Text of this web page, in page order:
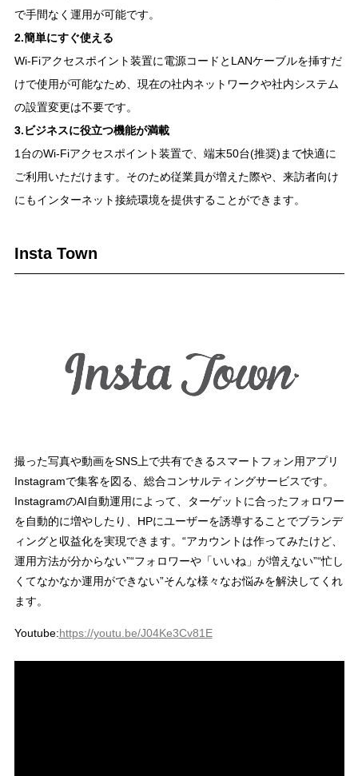
で手間なく運用が可能です。
2.簡単にすぐ使える
Wi-Fiアクセスポイント装置に電源コードとLANケーブルを挿すだ
けで使用が可能なため、現在の社内ネットワークや社内システム
の設置変更は不要です。
3.ビジネスに役立つ機能が満載
1台のWi-Fiアクセスポイント装置で、端末50台(推奨)まで快適に
ご利用いただけます。そのため従業員が増えた際や、来訪者向け
にもインターネット接続環境を提供することができます。
Insta Town
撮った写真や動画をSNS上で共有できるスマートフォン用アプリ
Instagramで集客を図る、総合コンサルティングサービスです。
InstagramのAI自動運用によって、ターゲットに合ったフォロワー
を自動的に増やしたり、HPにユーザーを誘導することでブランデ
ィングと収益化を実現できます。“アカウントは作ってみたけど、
運用方法が分からない”“フォロワーや「いいね」が増えない”“忙し
くてなかなか運用ができない”そんな様々なお悩みを解決してくれ
ます。
Youtube:https://youtu.be/J04Ke3Cv81E